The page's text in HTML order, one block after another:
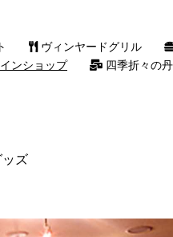
ヴィンヤードグリル
ンショップ 四季折々の
ッズ